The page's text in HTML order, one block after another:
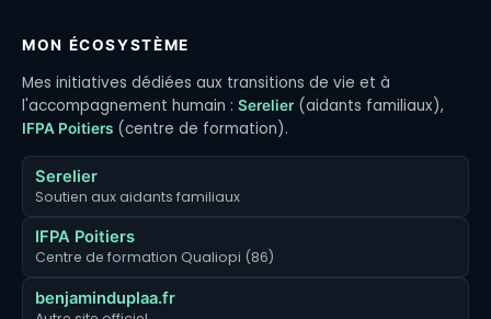
MON ÉCOSYSTÈME
Mes initiatives dédiées aux transitions de vie et à
l'accompagnement humain : Serelier (aidants familiaux),
IFPA Poitiers (centre de formation).
Serelier
Soutien aux aidants familiaux
IFPA Poitiers
Centre de formation Qualiopi (86)
benjaminduplaa.fr